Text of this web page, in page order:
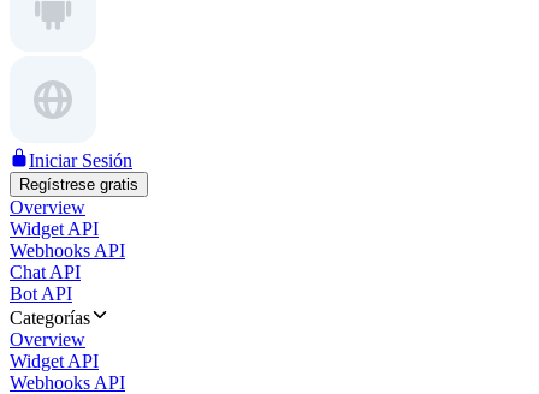
Iniciar Sesión
Regístrese gratis
Overview
Widget API
Webhooks API
Chat API
Bot API
Categorías
Overview
Widget API
Webhooks API